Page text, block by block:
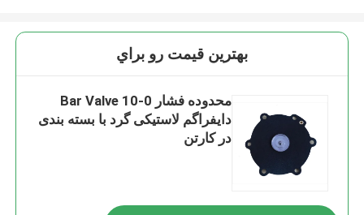
بهترين قيمت رو براي
محدوده فشار 0-10 Bar Valve
دایفراگم لاستیکی گرد با بسته بندی
در کارتن